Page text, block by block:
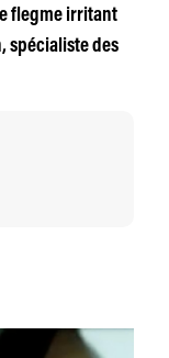
flegme irritant
spécialiste des